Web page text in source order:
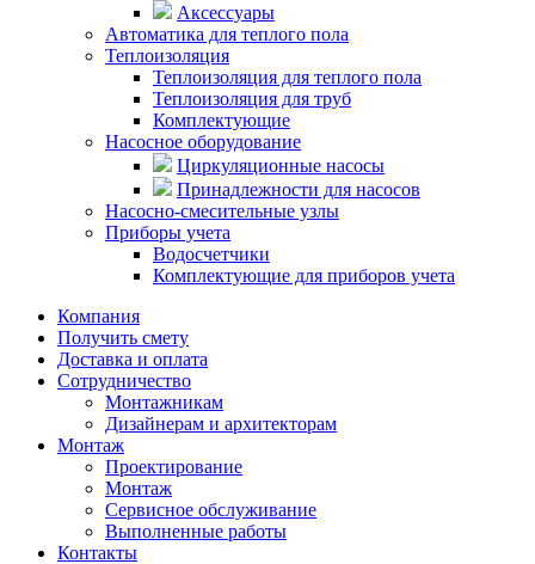
Аксессуары
Автоматика для теплого пола
Теплоизоляция
Теплоизоляция для теплого пола
Теплоизоляция для труб
Комплектующие
Насосное оборудование
Циркуляционные насосы
Принадлежности для насосов
Насосно-смесительные узлы
Приборы учета
Водосчетчики
Комплектующие для приборов учета
Компания
Получить смету
Доставка и оплата
Сотрудничество
Монтажникам
Дизайнерам и архитекторам
Монтаж
Проектирование
Монтаж
Сервисное обслуживание
Выполненные работы
Контакты